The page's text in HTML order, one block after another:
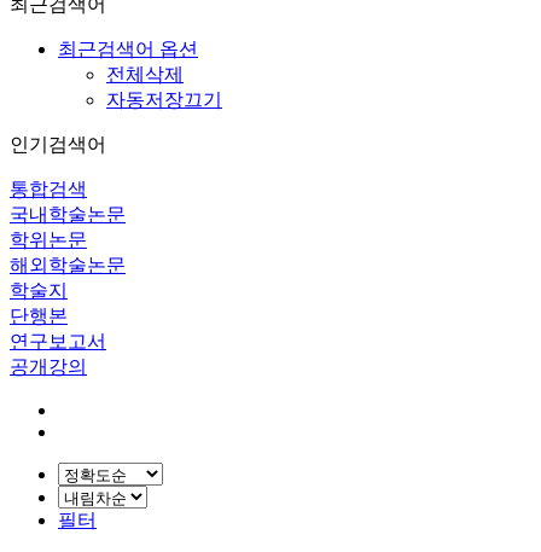
최근검색어
최근검색어 옵션
전체삭제
자동저장끄기
인기검색어
통합검색
국내학술논문
학위논문
해외학술논문
학술지
단행본
연구보고서
공개강의
필터